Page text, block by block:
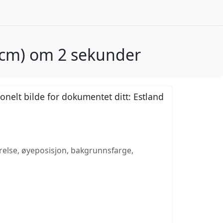
om 2 sekunder
bilde for dokumentet ditt: Estland
øyeposisjon, bakgrunnsfarge,